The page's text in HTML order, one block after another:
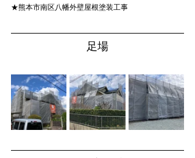
★熊本市南区八幡外壁屋根塗装工事
足場